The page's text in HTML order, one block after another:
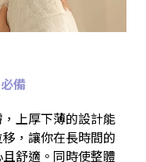
備
上厚下薄的設計能
，讓你在長時間的
舒適。同時使整體